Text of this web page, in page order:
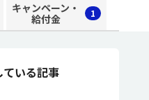
キャンペーン・
給付金
1
いる記事